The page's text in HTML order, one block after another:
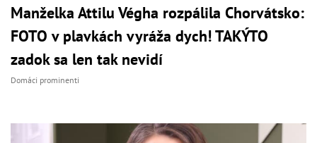
Manželka Attilu Végha rozpálila Chorvátsko:
FOTO v plavkách vyráža dych! TAKÝTO
zadok sa len tak nevidí
Domáci prominenti